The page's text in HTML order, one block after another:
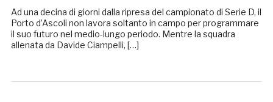
Ad una decina di giorni dalla ripresa del campionato di Serie D, il
Porto d’Ascoli non lavora soltanto in campo per programmare
il suo futuro nel medio-lungo periodo. Mentre la squadra
allenata da Davide Ciampelli, […]